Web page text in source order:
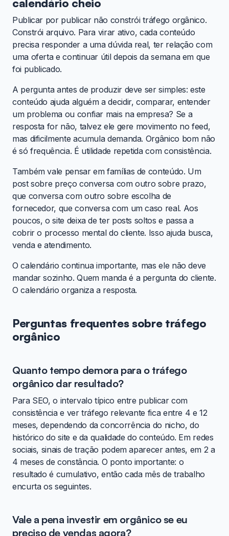
calendário cheio
Publicar por publicar não constrói tráfego orgânico.
Constrói arquivo. Para virar ativo, cada conteúdo
precisa responder a uma dúvida real, ter relação com
uma oferta e continuar útil depois da semana em que
foi publicado.
A pergunta antes de produzir deve ser simples: este
conteúdo ajuda alguém a decidir, comparar, entender
um problema ou confiar mais na empresa? Se a
resposta for não, talvez ele gere movimento no feed,
mas dificilmente acumula demanda. Orgânico bom não
é só frequência. É utilidade repetida com consistência.
Também vale pensar em famílias de conteúdo. Um
post sobre preço conversa com outro sobre prazo,
que conversa com outro sobre escolha de
fornecedor, que conversa com um caso real. Aos
poucos, o site deixa de ter posts soltos e passa a
cobrir o processo mental do cliente. Isso ajuda busca,
venda e atendimento.
O calendário continua importante, mas ele não deve
mandar sozinho. Quem manda é a pergunta do cliente.
O calendário organiza a resposta.
Perguntas frequentes sobre tráfego
orgânico
Quanto tempo demora para o tráfego
orgânico dar resultado?
Para SEO, o intervalo típico entre publicar com
consistência e ver tráfego relevante fica entre 4 e 12
meses, dependendo da concorrência do nicho, do
histórico do site e da qualidade do conteúdo. Em redes
sociais, sinais de tração podem aparecer antes, em 2 a
4 meses de constância. O ponto importante: o
resultado é cumulativo, então cada mês de trabalho
encurta os seguintes.
Vale a pena investir em orgânico se eu
preciso de vendas agora?